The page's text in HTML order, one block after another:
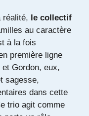
réalité, le collectif
au caractère
à la fois
première ligne
et Gordon, eux,
sagesse,
dans cette
trio agit comme